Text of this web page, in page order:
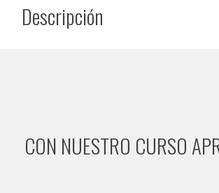
Descripción
CON NUESTRO CURSO